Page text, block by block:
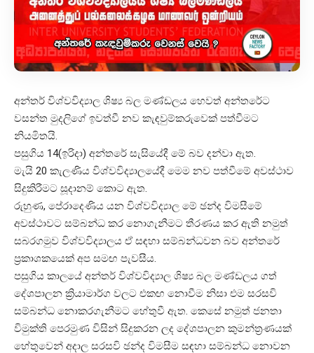
අන්තර් විශ්වවිද්‍යාල ශිෂ්‍ය බල මණ්ඩලය හෙවත් අන්තරේට
වසන්ත මුදලිගේ ඉවත්වී නව කැඳවුම්කරුවෙක් පත්වීමට
නියමිතයි.
පසුගිය 14(ඉරිදා) අන්තරේ සැසියේදී මේ බව දන්වා ඇත.
මැයි 20 කැලණිය විශ්වවිද්‍යාලයේදී මෙම නව පත්වීමේ අවස්ථාව
සිදුකිරීමට සූදානම් කොට ඇත.
රුහුණ, පේරාදෙණිය යන විශ්වවිද්‍යාල මේ ඡන්ද විමසීමේ
අවස්ථාවට සම්බන්ධ කර නොගැනීමට තීරණය කර ඇති නමුත්
සබරගමුව විශ්වවිද්‍යාලය ඒ සඳහා සම්බන්ධවන බව අන්තරේ
ප්‍රකාශකයෙක් අප සමඟ පැවසීය.
පසුගිය කාලයේ අන්තර් විශ්වවිද්‍යාල ශිෂ්‍ය බල මණ්ඩලය ගත්
දේශපාලන ක්‍රියාමාර්ග වලට එකඟ නොවීම නිසා එම සරසවි
සම්බන්ධ නොකරගැනීමට හේතුවී ඇත. කෙසේ නමුත් ජනතා
විමුක්ති පෙරමුණ විසින් සිදුකරන ලද දේශපාලන කුමන්ත්‍රණයක්
හේතුවෙන් අදාල සරසවි ඡන්ද විමසීම සඳහා සම්බන්ධ නොවන